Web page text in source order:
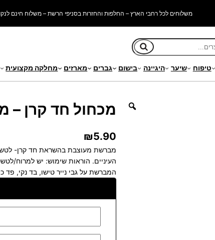
משלוחים לכל רחבי הארץ – החלפות והחזרות בסניפי הרשת – משלוח חינם לנקודת
טיפוח שיער היגיינה בישום גברים מארזים מחלקה מקצועית
מכחול חד קרן –
₪5.90
מברשת מעוצבת בהשראת חד קרן-
העיניים. הוראות שימוש: יש למרוח/
המברשת על גבי נייר טישו, בד נקי, פד